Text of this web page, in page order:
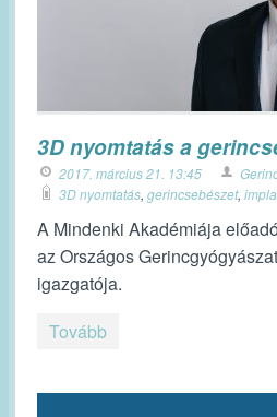
3D nyomtatás a
2017. március 21. 13:45
3D nyomtatás, gerincsebészet,
A Mindenki Akadémiája
az Országos
igazgatója.
Tovább